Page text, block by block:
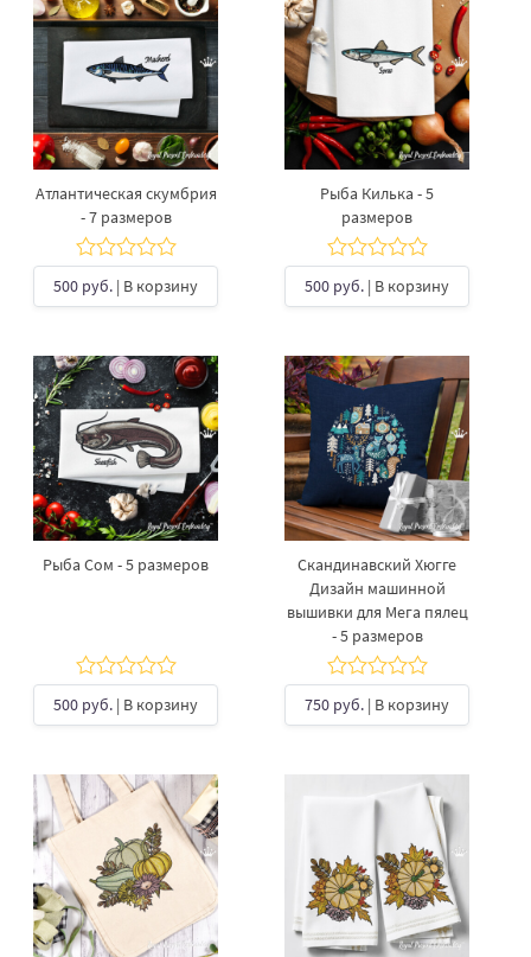
Атлантическая скумбрия
- 7 размеров
500 руб. | В корзину
Рыба Килька - 5
размеров
500 руб. | В корзину
Рыба Сом - 5 размеров
500 руб. | В корзину
Скандинавский Хюгге
Дизайн машинной
вышивки для Мега пялец
- 5 размеров
750 руб. | В корзину